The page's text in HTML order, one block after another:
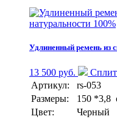
натуральности 100%
Удлиненный ремень из
13 500 руб.
Артикул:
rs-053
Размеры:
150 *3,8
Цвет:
Черный